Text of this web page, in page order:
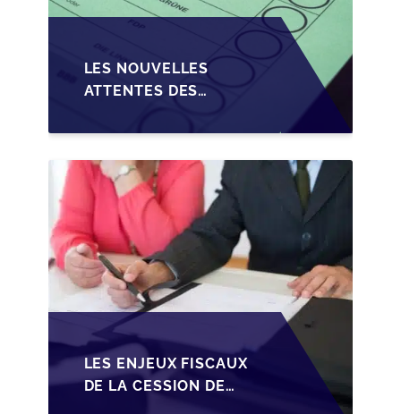
LES NOUVELLES
ATTENTES DES
TRANSMISSION DES
PME BELGES
LES ENJEUX FISCAUX
DE LA CESSION DE